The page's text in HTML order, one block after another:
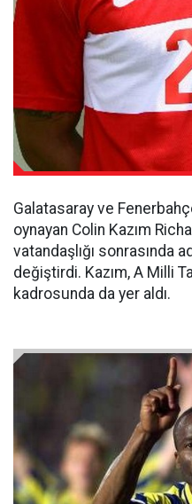
Galatasaray ve
oynayan Colin Kazım
vatandaşlığı sonrasında
değiştirdi. Kazım, A Milli
kadrosunda da yer aldı.